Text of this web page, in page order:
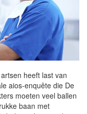
heeft last van
aios-enquête die De
moeten veel ballen
baan met